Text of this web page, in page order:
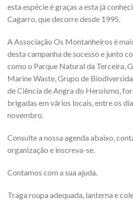
esta espécie é graças a esta já
Cagarro, que decorre desde 1995.
A Associação Os Montanheiros é
desta campanha de sucesso e junto
como o Parque Natural da Terceira,
Marine Waste, Grupo de
de Ciência de Angra do Heroísmo,
brigadas em vários locais, entre os
novembro.
Consulte a nossa agenda abaixo,
organização e inscreva-se.
Contamos com a sua ajuda.
Traga roupa adequada, lanterna e